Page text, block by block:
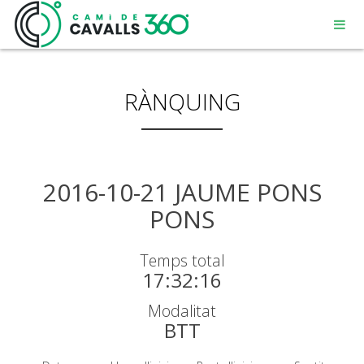
UN CAMÍ AMB HISTÒRIA
RECORREGUT DE 360º
RÀNQUING
2016-10-21 JAUME PONS
PONS
Temps total
17:32:16
Modalitat
BTT